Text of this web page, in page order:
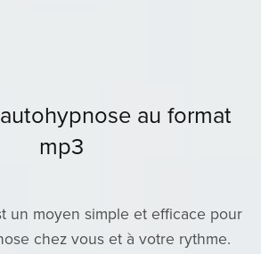
au format
mp3
un moyen simple et efficace pour
chez vous et à votre rythme.